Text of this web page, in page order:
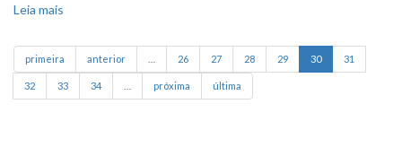
Leia mais
primeira anterior 26 27 28 29 30 31
32 33 34 próxima última